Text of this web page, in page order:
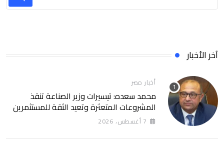
آخر الأخبار
أخبار مصر
محمد سعده: تيسيرات وزير الصناعة تنقذ
المشروعات المتعثرة وتعيد الثقة للمستثمرين
7 أغسطس، 2026